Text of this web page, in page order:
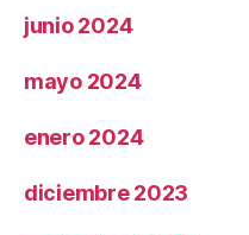
junio 2024
mayo 2024
enero 2024
diciembre 2023